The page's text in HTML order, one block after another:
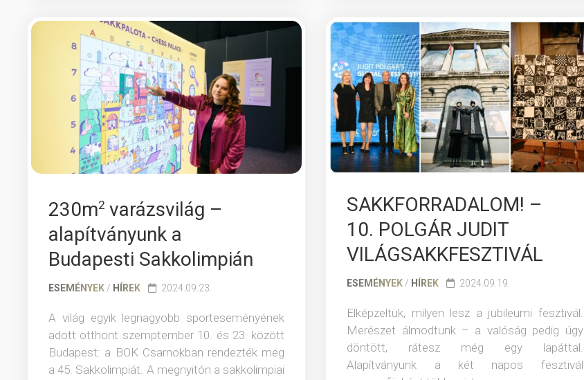
230m2 varázsvilág –
alapítványunk a
Budapesti Sakkolimpián
ESEMÉNYEK/ HÍREK 2024.09.23.
A világ egyik legnagyobb sporteseményének
adott otthont szemptember 10. és 23. között
Budapest: a BOK Csarnokban rendezték meg
a 45. Sakkolimpiát. A megnyitón a sakkolimpiai
SAKKFORRADALOM! –
10. POLGÁR JUDIT
VILÁGSAKKFESZTIVÁL
ESEMÉNYEK / HÍREK 2024.09.19.
Elképzeltük, milyen lesz a jubileumi fesztivál.
Merészet álmodtunk – a valóság pedig úgy
döntött, rátesz még egy lapáttal.
Alapítványunk a két napos fesztivál